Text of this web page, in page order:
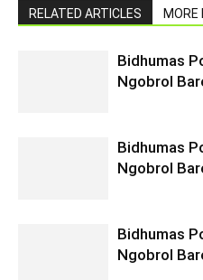
RELATED ARTICLES MORE
Bidhumas
Ngobrol
Bidhumas
Ngobrol
Bidhumas
Ngobrol